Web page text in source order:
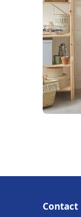
Contact